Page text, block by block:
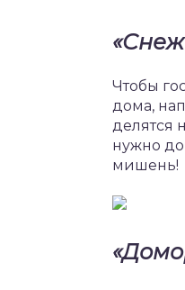
Чтобы
дома,
делятся
нужно
мишень!